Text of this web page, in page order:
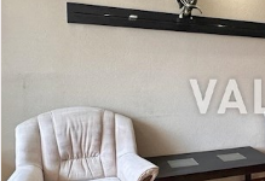
садок з яслами №146 та
хвилин пішки. Також поряд
у.о. Комісія агенства 5%